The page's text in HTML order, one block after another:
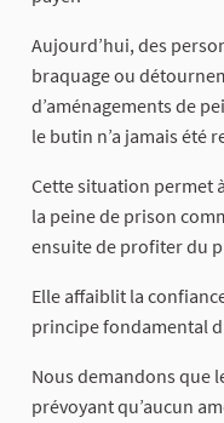
Aujourd’hui, des
braquage ou
d’aménagements de
le butin n’a jamais été
Cette situation permet
la peine de prison
ensuite de profiter du
Elle affaiblit la
principe fondamental
Nous demandons que
prévoyant qu’aucun